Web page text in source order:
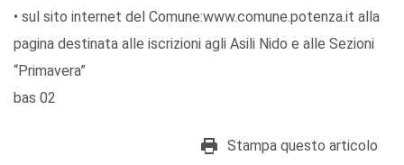
• sul sito internet del Comune:www.comune.potenza.it alla
pagina destinata alle iscrizioni agli Asili Nido e alle Sezioni
“Primavera”
bas 02
Stampa questo articolo